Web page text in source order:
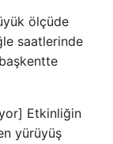
ölçüde
saatlerinde
Etkinliğin
yürüyüş